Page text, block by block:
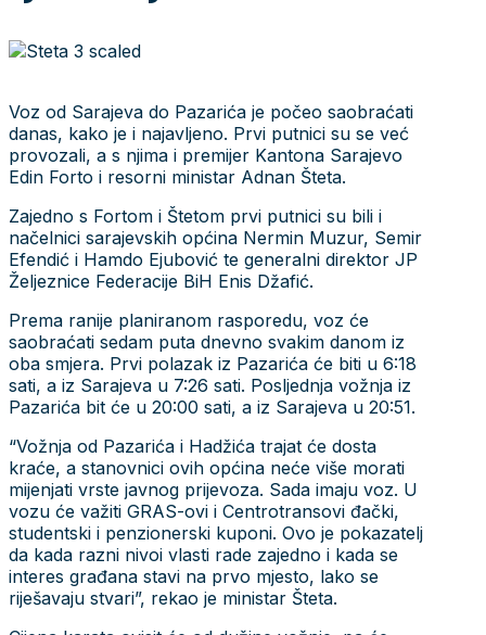
Voz od Sarajeva do Pazarića je počeo saobraćati
danas, kako je i najavljeno. Prvi putnici su se već
provozali, a s njima i premijer Kantona Sarajevo
Edin Forto i resorni ministar Adnan Šteta.
Zajedno s Fortom i Štetom prvi putnici su bili i
načelnici sarajevskih općina Nermin Muzur, Semir
Efendić i Hamdo Ejubović te generalni direktor JP
Željeznice Federacije BiH Enis Džafić.
Prema ranije planiranom rasporedu, voz će
saobraćati sedam puta dnevno svakim danom iz
oba smjera. Prvi polazak iz Pazarića će biti u 6:18
sati, a iz Sarajeva u 7:26 sati. Posljednja vožnja iz
Pazarića bit će u 20:00 sati, a iz Sarajeva u 20:51.
“Vožnja od Pazarića i Hadžića trajat će dosta
kraće, a stanovnici ovih općina neće više morati
mijenjati vrste javnog prijevoza. Sada imaju voz. U
vozu će važiti GRAS-ovi i Centrotransovi đački,
studentski i penzionerski kuponi. Ovo je pokazatelj
da kada razni nivoi vlasti rade zajedno i kada se
interes građana stavi na prvo mjesto, lako se
riješavaju stvari”, rekao je ministar Šteta.